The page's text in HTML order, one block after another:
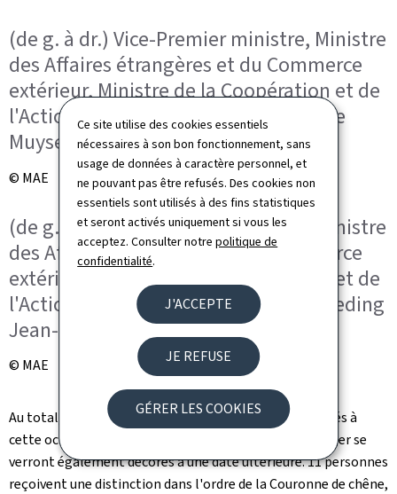
Ce site utilise des cookies essentiels
nécessaires à son bon fonctionnement, sans
usage de données à caractère personnel, et
ne pouvant pas être refusés. Des cookies non
essentiels sont utilisés à des fins statistiques
et seront activés uniquement si vous les
acceptez. Consulter notrepolitique de
confidentialité.
J'ACCEPTE
JE REFUSE
GÉRER LES COOKIES
(de g. à dr.) Vice-Premier ministre, Ministre
des Affaires étrangères et du Commerce
extérieur, Ministre de la Coopération et de
l'Action humanitaire, Xavier Bettel; De
Muyser Jean Alain François Pierre
© MAE
(de g. à dr.) Vice-Premier ministre, Ministre
des Affaires étrangères et du Commerce
extérieur, Ministre de la Coopération et de
l'Action humanitaire, Xavier Bettel; Reding
Jean-Marc
© MAE
Au total, 15 agents basés à Luxembourg ont été décorés à
cette occasion, tandis que 5 agents en poste à l'étranger se
verront également décorés à une date ultérieure. 11 personnes
reçoivent une distinction dans l'ordre de la Couronne de chêne,